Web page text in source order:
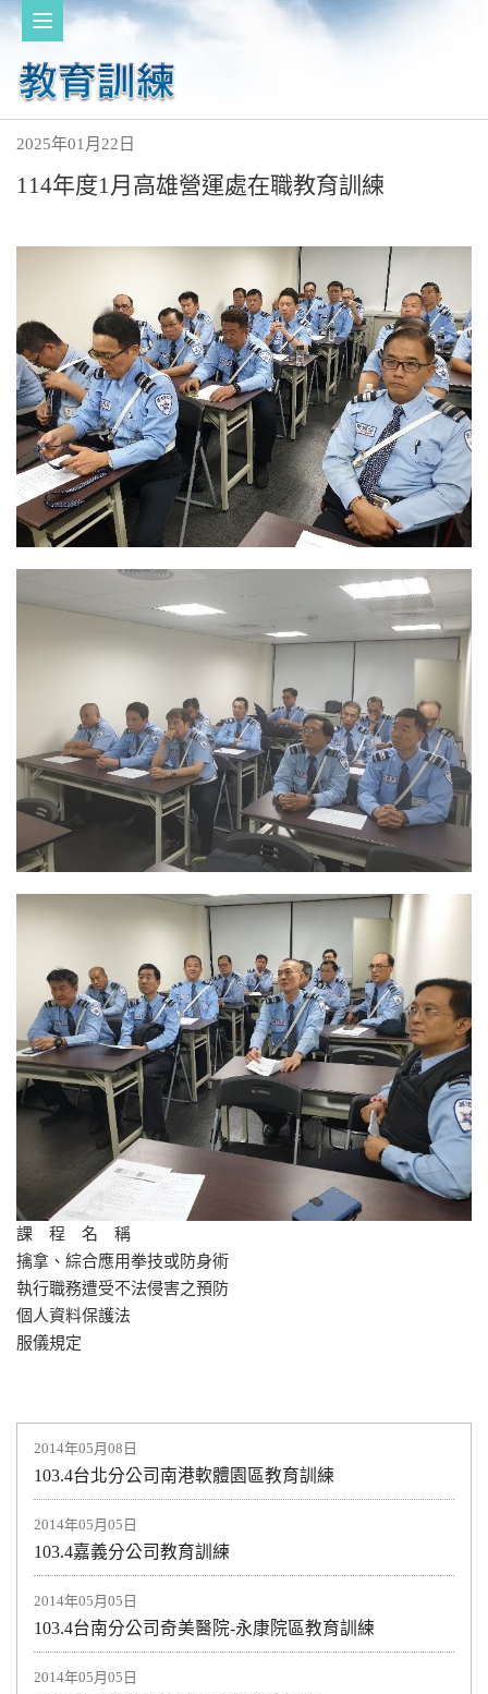
2014年05月08日
103.4台北分公司南港軟體園區教育訓練
2014年05月05日
103.4嘉義分公司教育訓練
2014年05月05日
103.4台南分公司奇美醫院-永康院區教育訓練
2014年05月05日
2025年01月22日
114年度1月高雄營運處在職教育訓練
課 程 名 稱
擒拿、綜合應用拳技或防身術
執行職務遭受不法侵害之預防
個人資料保護法
服儀規定